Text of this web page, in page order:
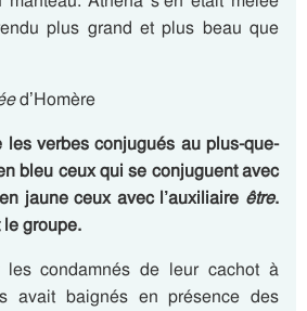
plus grand et plus beau que
d’Homère
les verbes conjugués au plus-que-
bleu ceux qui se conjuguent avec
jaune ceux avec l’auxiliaire être.
le groupe.
condamnés de leur cachot à
avait baignés en présence des